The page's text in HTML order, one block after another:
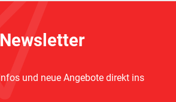
und neue Angebote direkt ins